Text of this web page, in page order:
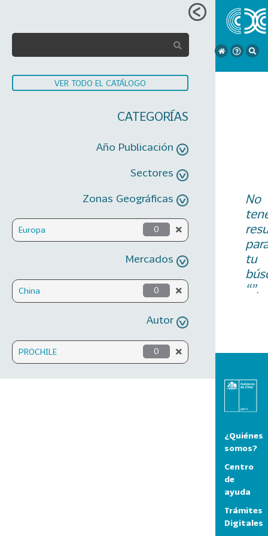
VER TODO EL CATÁLOGO
CATEGORÍAS
Año Publicación
Sectores
Zonas Geográficas
Europa 0
Mercados
China 0
Autor
PROCHILE 0
No
tu
“”.
¿Quiénes
somos?
Centro
de
ayuda
Trámites
Digitales